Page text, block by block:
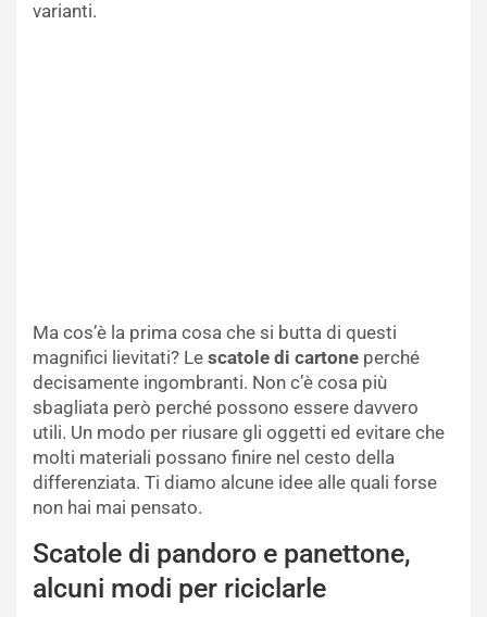
varianti.
Ma cos’è la prima cosa che si butta di questi
magnifici lievitati? Le scatole di cartone perché
decisamente ingombranti. Non c’è cosa più
sbagliata però perché possono essere davvero
utili. Un modo per riusare gli oggetti ed evitare che
molti materiali possano finire nel cesto della
differenziata. Ti diamo alcune idee alle quali forse
non hai mai pensato.
Scatole di pandoro e panettone,
alcuni modi per riciclarle